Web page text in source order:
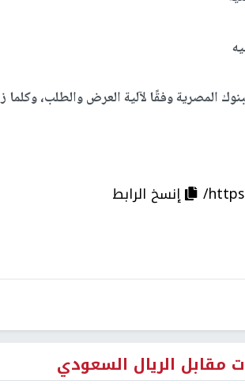
المصرية وفقًا لآلية العرض والطلب، وكلما
إنسخ الرابط
مقابل الريال السعودي